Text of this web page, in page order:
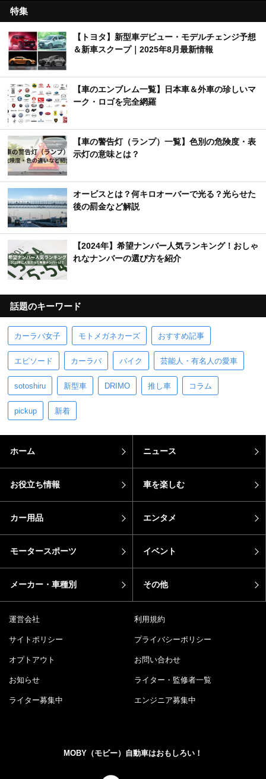
特集
【トヨタ】新型車デビュー・モデルチェンジ予想
＆新車スクープ｜2025年8月最新情報
【車のエンブレム一覧】日本車＆外車の珍しいマ
ーク・ロゴを完全網羅
【車の警告灯（ランプ）一覧】色別の危険度・表
示灯の意味とは？
オービスとは？何キロオーバーで光る？光らせた
後の罰金など解説
【2024年】希望ナンバー人気ランキング！おしゃ
れなナンバーの選び方を紹介
話題のキーワード
カーラバ女子 モトメガネカーズ おすすめ記事
エピソード カーラバ バイク 芸能人・有名人の愛車
sotoshiru 新型車 DRIMO 推し車 コラム
pickup 新着
ホーム ニュース
お役立ち情報 車を楽しむ
カー用品 エンタメ
モータースポーツ イベント
メーカー・車種別 その他
運営会社 利用規約
サイトポリシー プライバシーポリシー
オプトアウト お問い合わせ
お知らせ ライター・監修者一覧
ライター募集中 エンジニア募集中
MOBY（モビー）自動車はおもしろい！